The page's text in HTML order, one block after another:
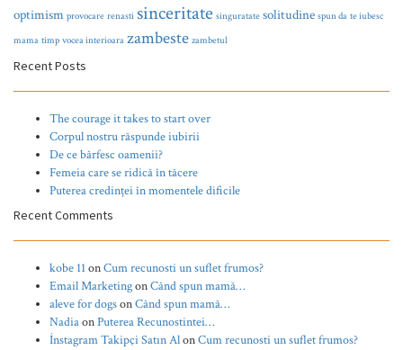
optimism provocare renasti sinceritate singuratate solitudine spun da te iubesc
mama timp vocea interioara zambeste zambetul
Recent Posts
The courage it takes to start over
Corpul nostru răspunde iubirii
De ce bârfesc oamenii?
Femeia care se ridică în tăcere
Puterea credinței în momentele dificile
Recent Comments
kobe 11onCum recunosti un suflet frumos?
Email MarketingonCând spun mamă…
aleve for dogsonCând spun mamă…
NadiaonPuterea Recunostintei…
İnstagram Takipçi Satın AlonCum recunosti un suflet frumos?